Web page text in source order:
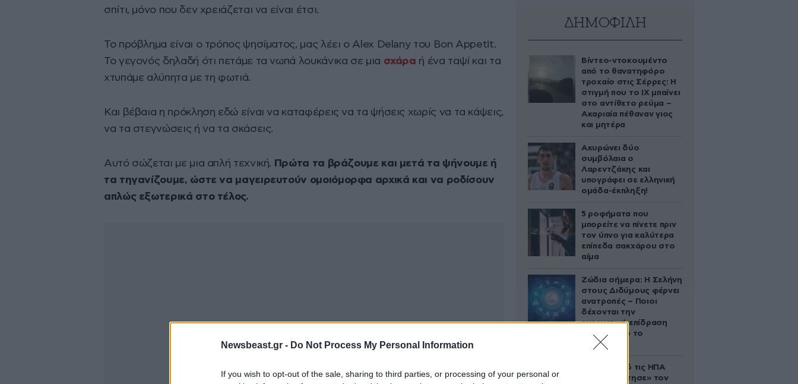
Newsbeast.gr - Do Not Process My Personal Information
If you wish to opt-out of the sale, sharing to third parties, or processing of your personal or
σπίτι, μόνο που δεν χρειάζεται να είναι έτσι.
Το πρόβλημα είναι ο τρόπος ψησίματος, μας λέει ο Alex Delany του Bon Appetit.
Το γεγονός δηλαδή ότι πετάμε τα νωπά λουκάνικα σε μια σχάρα ή ένα ταψί και τα
χτυπάμε αλύπητα με τη φωτιά.
Και βέβαια η πρόκληση εδώ είναι να καταφέρεις να τα ψήσεις χωρίς να τα κάψεις,
να τα στεγνώσεις ή να τα σκάσεις.
Αυτό σώζεται με μια απλή τεχνική. Πρώτα τα βράζουμε και μετά τα ψήνουμε ή
τα τηγανίζουμε, ώστε να μαγειρευτούν ομοιόμορφα αρχικά και να ροδίσουν
απλώς εξωτερικά στο τέλος.
ΔΗΜΟΦΙΛΗ
Βίντεο-ντοκουμέντο
από το θανατηφόρο
τροχαίο στις Σέρρες: Η
στιγμή που το ΙΧ μπαίνει
στο αντίθετο ρεύμα –
Ακαριαία πέθαναν γιος
και μητέρα
Ακυρώνει δύο
συμβόλαια ο
Λαρεντζάκης και
υπογράφει σε ελληνική
ομάδα-έκπληξη!
5 ροφήματα που
μπορείτε να πίνετε πριν
τον ύπνο για καλύτερα
επίπεδα σακχάρου στο
αίμα
Ζώδια σήμερα: Η Σελήνη
στους Διδύμους φέρνει
ανατροπές – Ποιοι
δέχονται την
ευεργετική επίδραση
του Δία από το
απόγευμα;
Ζευγάρι από τις ΗΠΑ
που «υιοθέτησε» τον